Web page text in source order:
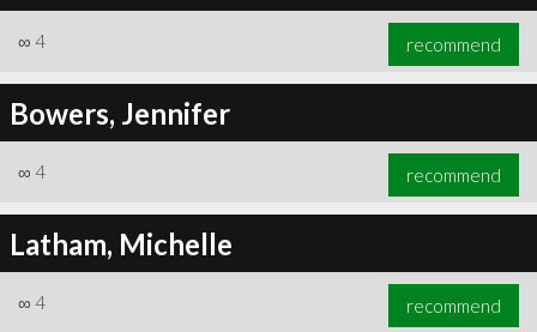
∞ 4 recommend
Bowers, Jennifer
∞ 4 recommend
Latham, Michelle
∞ 4 recommend